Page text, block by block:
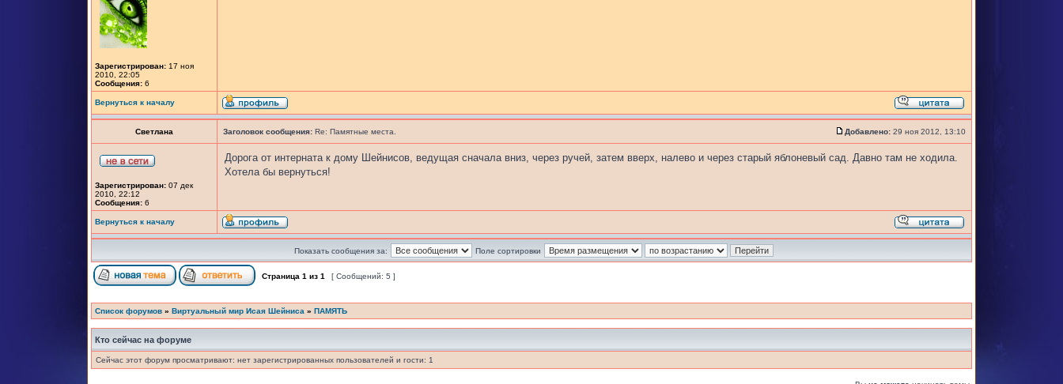
Зарегистрирован: 17 ноя
2010, 22:05
Сообщения: 6
Вернуться к началу
Светлана Заголовок сообщения: Re: Памятные места. Добавлено: 29 ноя 2012, 13:10
Зарегистрирован: 07 дек
2010, 22:12
Сообщения: 6
Дорога от интерната к дому Шейнисов, ведущая сначала вниз, через ручей, затем вверх, налево и через старый яблоневый сад. Давно там не ходила.
Хотела бы вернуться!
Вернуться к началу
Показать сообщения за: Поле сортировки
Страница 1 из 1 [ Сообщений: 5 ]
Список форумов » Виртуальный мир Исая Шейниса » ПАМЯТЬ
Кто сейчас на форуме
Сейчас этот форум просматривают: нет зарегистрированных пользователей и гости: 1